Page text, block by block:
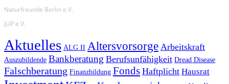
Naturfreunde Berlin e.V.
JUP e.V.
Aktuelles ALG II Altersvorsorge Arbeitskraft
Auszubildende Bankberatung Berufsunfähigkeit Dread Disease
Falschberatung Finanzbildung Fonds Haftplicht Hausrat